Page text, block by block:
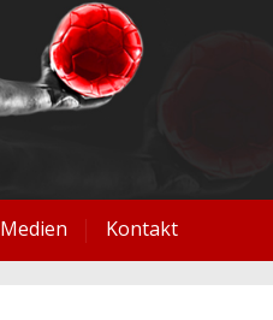
Medien Kontakt